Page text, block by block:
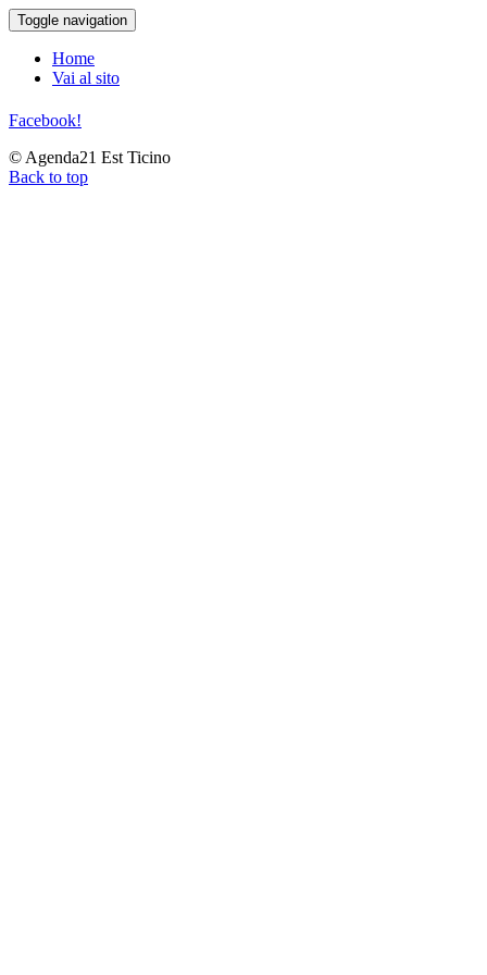
Toggle navigation
Home
Vai al sito
Facebook!
© Agenda21 Est Ticino
Back to top